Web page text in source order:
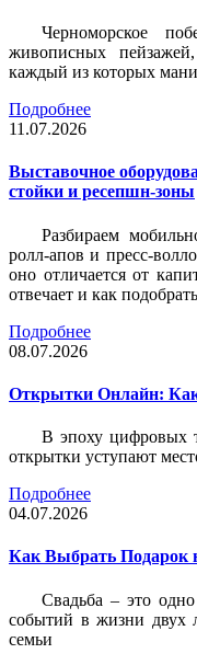
Черноморское
живописных
каждый из которых
Подробнее
11.07.2026
Выставочное
стойки и ресепшн-зоны
Разбираем
ролл-апов и пресс-
оно отличается от
отвечает и как
Подробнее
08.07.2026
Открытки Онлайн: Как
В эпоху цифровых
открытки уступают
Подробнее
04.07.2026
Как Выбрать Подарок
Свадьба – это
событий в жизни двух
семьи